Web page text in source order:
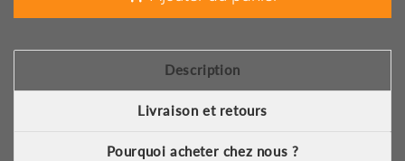
Description
Livraison et retours
Pourquoi acheter chez nous ?